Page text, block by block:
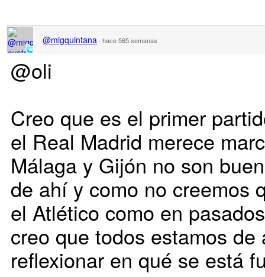
@migquintana · hace 565 semanas
@oli
Creo que es el primer
el Real Madrid merece
Málaga y Gijón no son
de ahí y como no creemos
el Atlético como en
creo que todos estamos
reflexionar en qué se está